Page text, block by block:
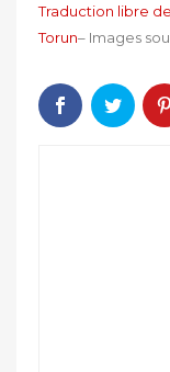
Traduction libre
Torun– Images